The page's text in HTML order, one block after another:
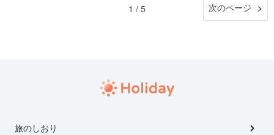
1 / 5 次のページ
旅のしおり